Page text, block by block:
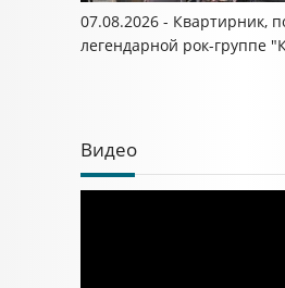
07.08.2026 - Квартирник,
легендарной рок-группе
Видео